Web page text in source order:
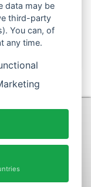
data may be
third-party
You can, of
any time.